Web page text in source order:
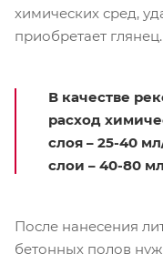
химических сред,
приобретает глянец.
В качестве
расход
слоя – 25-40
слои – 40-80
После нанесения
бетонных полов